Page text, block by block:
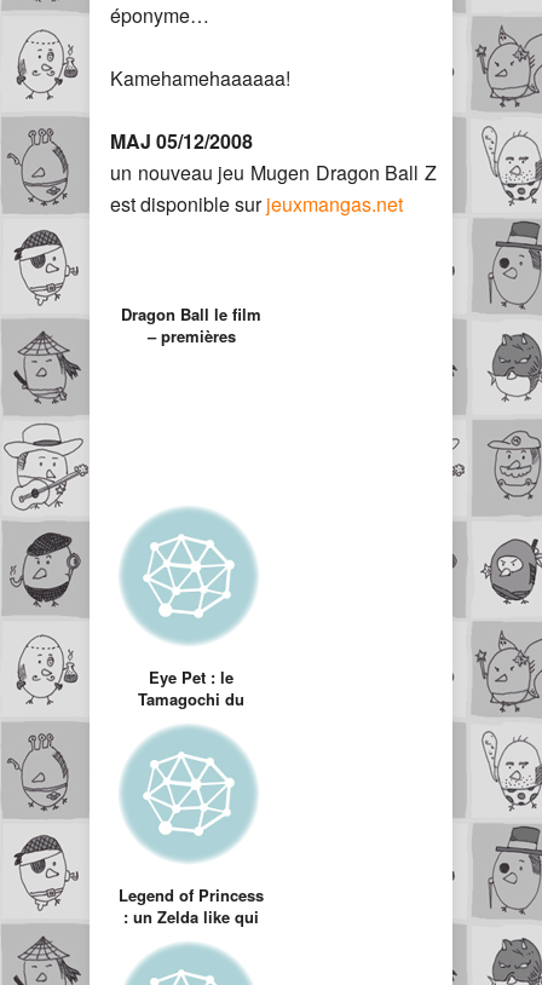
éponyme…
Kamehamehaaaaaa!
MAJ 05/12/2008
un nouveau jeu Mugen Dragon Ball Z
est disponible surjeuxmangas.net
Dragon Ball le film
– premières
Eye Pet : le
Tamagochi du
futur… pour Noel
Legend of Princess
: un Zelda like qui
décape